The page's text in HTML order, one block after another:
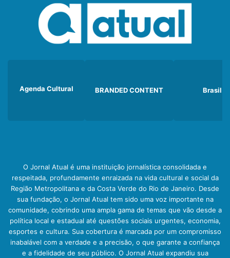
Agenda Cultural BRANDED CONTENT Brasil
O Jornal Atual é uma instituição jornalística consolidada e
respeitada, profundamente enraizada na vida cultural e social da
Região Metropolitana e da Costa Verde do Rio de Janeiro. Desde
sua fundação, o Jornal Atual tem sido uma voz importante na
comunidade, cobrindo uma ampla gama de temas que vão desde a
política local e estadual até questões sociais urgentes, economia,
esportes e cultura. Sua cobertura é marcada por um compromisso
inabalável com a verdade e a precisão, o que garante a confiança
e a fidelidade de seu público. O Jornal Atual expandiu sua